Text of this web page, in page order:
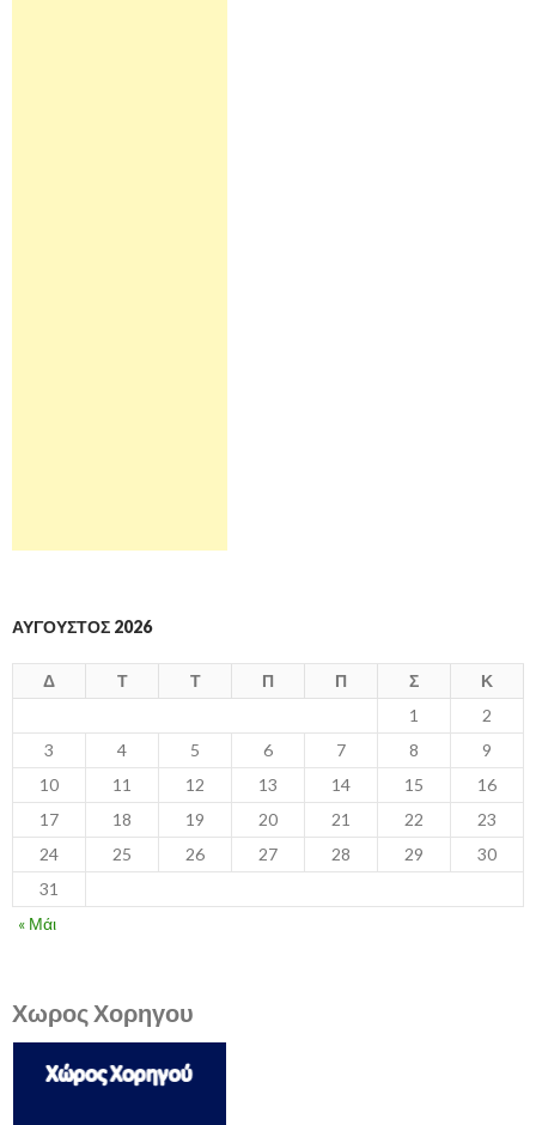
ΑΎΓΟΥΣΤΟΣ 2026
Δ Τ Τ Π Π Σ
Κ
1
2
3
4 5 6 7 8
9
10
11 12 13 14 15
16
17
18 19 20 21 22
23
24
25 26 27 28 29
30
31
« Μάι
Χωρος Χορηγου